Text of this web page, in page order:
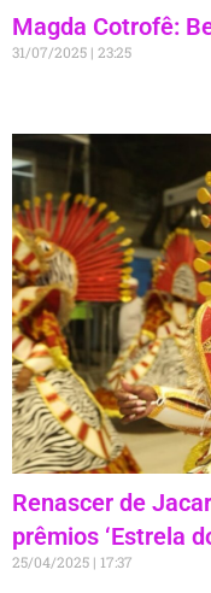
Magda Cotrofê:
31/07/2025 23:25
Renascer de
prêmios ‘Estrela
25/04/2025 17:37